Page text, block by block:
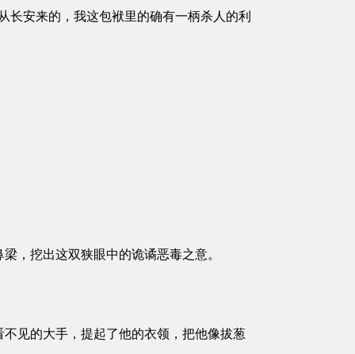
安来的，我这包袱里的确有一柄杀人的利
挖出这双狭眼中的诡谲恶毒之意。
见的大手，提起了他的衣领，把他像拔葱